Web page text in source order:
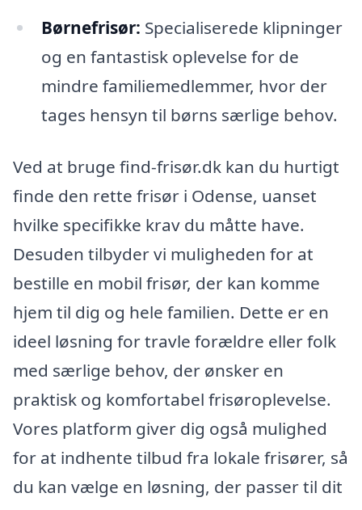
Børnefrisør: Specialiserede klipninger
og en fantastisk oplevelse for de
mindre familiemedlemmer, hvor der
tages hensyn til børns særlige behov.
Ved at bruge find-frisør.dk kan du hurtigt
finde den rette frisør i Odense, uanset
hvilke specifikke krav du måtte have.
Desuden tilbyder vi muligheden for at
bestille en mobil frisør, der kan komme
hjem til dig og hele familien. Dette er en
ideel løsning for travle forældre eller folk
med særlige behov, der ønsker en
praktisk og komfortabel frisøroplevelse.
Vores platform giver dig også mulighed
for at indhente tilbud fra lokale frisører, så
du kan vælge en løsning, der passer til dit